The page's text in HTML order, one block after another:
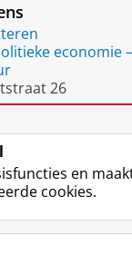
economie
26
de RUG
F
a
L
i
en
cookies.